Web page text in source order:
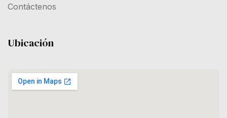
Contáctenos
Ubicación